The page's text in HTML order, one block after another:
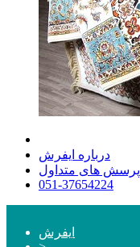
درباره ایفرش
پرسش های متداول
051-37654224
ایفرش